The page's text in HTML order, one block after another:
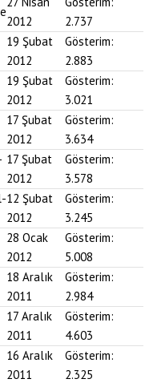
2012
2.737
19 Şubat
2012
Gösterim:
2.883
19 Şubat
2012
Gösterim:
3.021
17 Şubat
2012
Gösterim:
3.634
17 Şubat
2012
Gösterim:
3.578
12 Şubat
2012
Gösterim:
3.245
28 Ocak
2012
Gösterim:
5.008
18 Aralık
2011
Gösterim:
2.984
17 Aralık
2011
Gösterim:
4.603
16 Aralık
2011
Gösterim:
2.325